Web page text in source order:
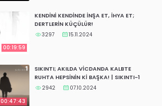
00:19:59
KENDİNİ KENDİNDE İNŞA ET, İHYA ET;
DERTLERİN KÜÇÜLÜR!
3297 15.11.2024
00:47:43
SIKINTI; AKILDA VİCDANDA KALBTE
RUHTA HEPSİNİN Kİ BAŞKA! | SIKINTI-1
2942 07.10.2024